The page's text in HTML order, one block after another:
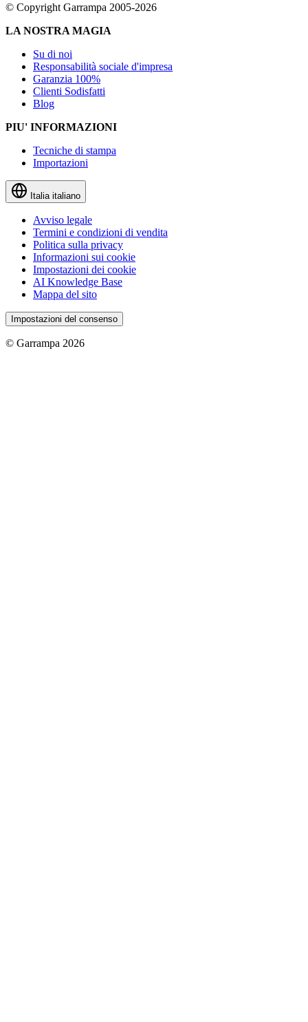
© Copyright Garrampa 2005-2026
LA NOSTRA MAGIA
Su di noi
Responsabilità sociale d'impresa
Garanzia 100%
Clienti Sodisfatti
Blog
PIU' INFORMAZIONI
Tecniche di stampa
Importazioni
Italia italiano
Avviso legale
Termini e condizioni di vendita
Politica sulla privacy
Informazioni sui cookie
Impostazioni dei cookie
AI Knowledge Base
Mappa del sito
Impostazioni del consenso
© Garrampa 2026